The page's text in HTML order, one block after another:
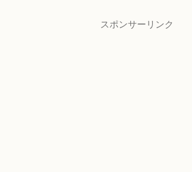
スポンサーリンク